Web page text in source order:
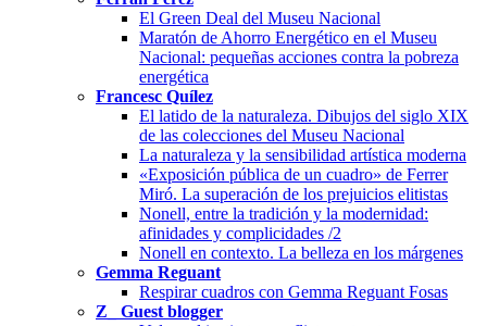
El Green Deal del Museu Nacional
Maratón de Ahorro Energético en el Museu
Nacional: pequeñas acciones contra la pobreza
energética
Francesc Quílez
El latido de la naturaleza. Dibujos del siglo XIX
de las colecciones del Museu Nacional
La naturaleza y la sensibilidad artística moderna
«Exposición pública de un cuadro» de Ferrer
Miró. La superación de los prejuicios elitistas
Nonell, entre la tradición y la modernidad:
afinidades y complicidades /2
Nonell en contexto. La belleza en los márgenes
Gemma Reguant
Respirar cuadros con Gemma Reguant Fosas
Z_ Guest blogger